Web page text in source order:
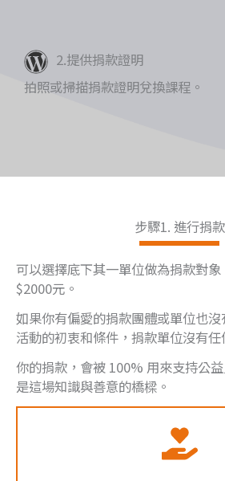
2.提供捐款證明
拍照或掃描捐款證明兌換課程。
步驟1. 進行捐款
可以選擇底下其一單位做為捐款對
$2000元。
如果你有偏愛的捐款團體或單位也
活動的初衷和條件，捐款單位沒有任
你的捐款，會被 100% 用來支持公
是這場知識與善意的橋樑。